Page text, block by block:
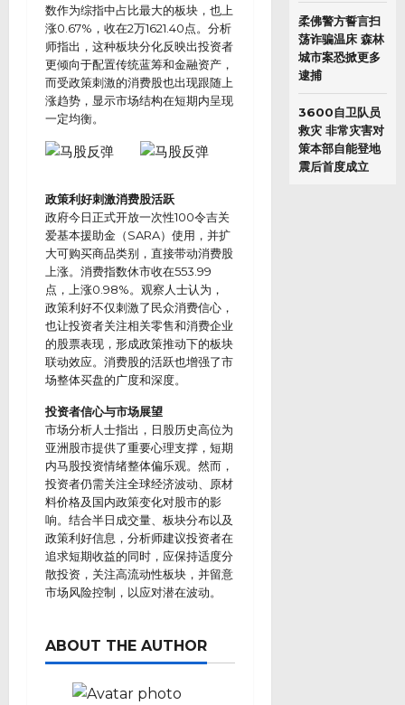
数作为综指中占比最大的板块，也上
涨0.67%，收在2万1621.40点。分析
师指出，这种板块分化反映出投资者
更倾向于配置传统蓝筹和金融资产，
而受政策刺激的消费股也出现跟随上
涨趋势，显示市场结构在短期内呈现
一定均衡。
政策利好刺激消费股活跃
政府今日正式开放一次性100令吉关
爱基本援助金（SARA）使用，并扩
大可购买商品类别，直接带动消费股
上涨。消费指数休市收在553.99
点，上涨0.98%。观察人士认为，
政策利好不仅刺激了民众消费信心，
也让投资者关注相关零售和消费企业
的股票表现，形成政策推动下的板块
联动效应。消费股的活跃也增强了市
场整体买盘的广度和深度。
投资者信心与市场展望
市场分析人士指出，日股历史高位为
亚洲股市提供了重要心理支撑，短期
内马股投资情绪整体偏乐观。然而，
投资者仍需关注全球经济波动、原材
料价格及国内政策变化对股市的影
响。结合半日成交量、板块分布以及
政策利好信息，分析师建议投资者在
追求短期收益的同时，应保持适度分
散投资，关注高流动性板块，并留意
市场风险控制，以应对潜在波动。
ABOUT THE AUTHOR
柔佛警方誓言扫
荡诈骗温床 森林
城市案恐掀更多
逮捕
3600自卫队员
救灾 非常灾害对
策本部自能登地
震后首度成立